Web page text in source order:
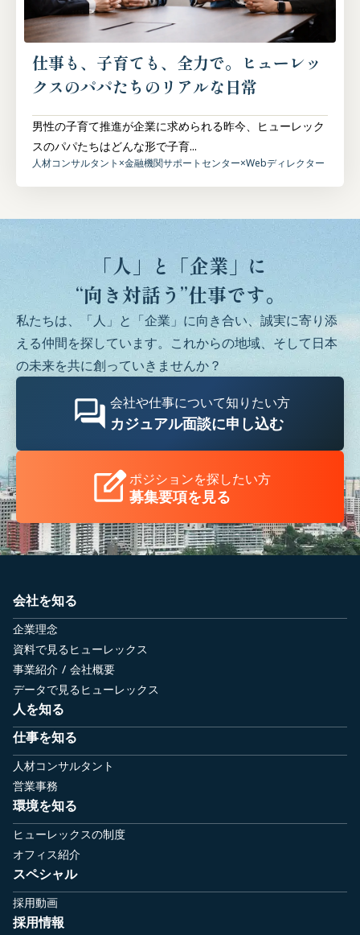
仕事も、子育ても、全力で。ヒューレッ
クスのパパたちのリアルな日常
男性の子育て推進が企業に求められる昨今、ヒューレック
スのパパたちはどんな形で子育...
人材コンサルタント ×金融機関サポートセンター×Webディレクター
「人」と「企業」に
“向き対話う”仕事です。
私たちは、「人」と「企業」に向き合い、誠実に寄り添
える仲間を探しています。これからの地域、そして日本
の未来を共に創っていきませんか？
会社や仕事について知りたい方
カジュアル面談に申し込む
ポジションを探したい方
募集要項を見る
会社を知る
企業理念
資料で見るヒューレックス
事業紹介 / 会社概要
データで見るヒューレックス
人を知る
仕事を知る
人材コンサルタント
営業事務
環境を知る
ヒューレックスの制度
オフィス紹介
スペシャル
採用動画
採用情報